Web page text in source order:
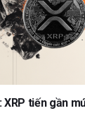
XRP tiến gần